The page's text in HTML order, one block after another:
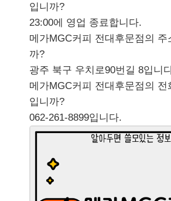
입니까?
23:00에 영업 종료합니다.
메가MGC커피 전대후문점의 주
까?
광주 북구 우치로90번길 8입니
메가MGC커피 전대후문점의 전
입니까?
062-261-8899입니다.